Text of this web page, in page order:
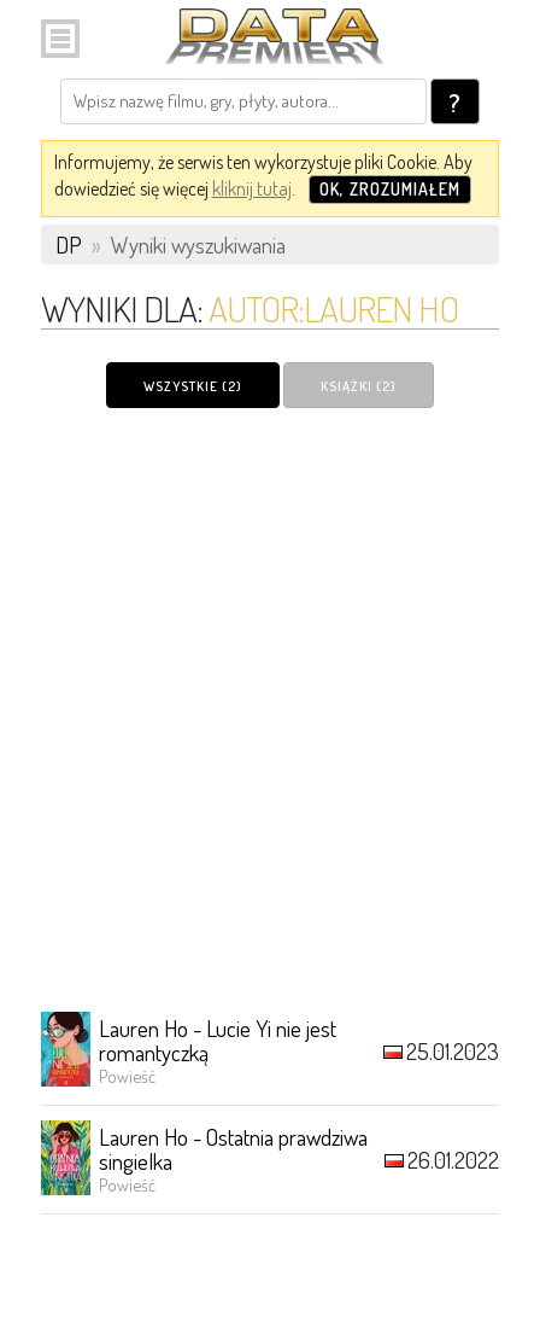
?
Informujemy, że serwis ten wykorzystuje pliki Cookie. Aby
dowiedzieć się więcej kliknij tutaj. OK, ZROZUMIAŁEM
DP » Wyniki wyszukiwania
WYNIKI DLA:AUTOR:LAUREN HO
WSZYSTKIE (2) KSIĄŻKI (2)
Lauren Ho - Lucie Yi nie jest
romantyczką
Powieść
25.01.2023
Lauren Ho - Ostatnia prawdziwa
singielka
Powieść
26.01.2022